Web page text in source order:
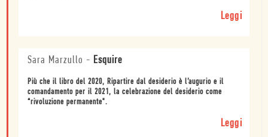
Leggi
Sara Marzullo - Esquire
Più che il libro del 2020, Ripartire dal desiderio è l’augurio e il
comandamento per il 2021, la celebrazione del desiderio come
“rivoluzione permanente".
Leggi